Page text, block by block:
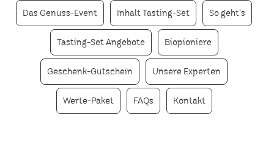
Das Genuss-Event Inhalt Tasting-Set So geht's
Tasting-Set Angebote Biopioniere
Geschenk-Gutschein Unsere Experten
Werte-Paket FAQs Kontakt